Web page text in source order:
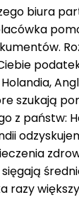
biura
szukają
z państw:
razy